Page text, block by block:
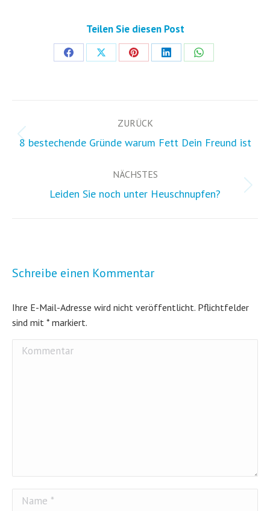
Teilen Sie diesen Post
Share
Share
Share
Share
Share
ZURÜCK
Vorheriger
8 bestechende Gründe warum Fett Dein Freund ist
NÄCHSTES
Nächster
Leiden Sie noch unter Heuschnupfen?
Schreibe einen Kommentar
Ihre E-Mail-Adresse wird nicht veröffentlicht. Pflichtfelder
sind mit * markiert.
Kommentar
Name *